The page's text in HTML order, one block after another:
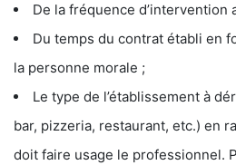
De la fréquence d’intervention
Du temps du contrat établi en
la personne morale ;
Le type de l’établissement à
bar, pizzeria, restaurant, etc.) en
doit faire usage le professionnel.